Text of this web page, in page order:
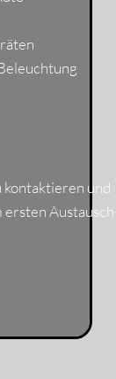
kontaktieren und
Austausch